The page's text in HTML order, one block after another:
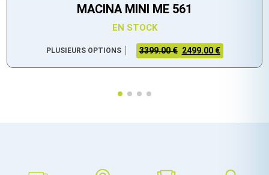
MACINA MINI ME 561
EN STOCK
PLUSIEURS OPTIONS 3399.00 € 2499.00 €